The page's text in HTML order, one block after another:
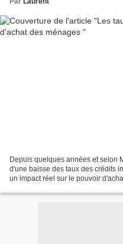
Depuis quelques années et selon
d'une baisse des taux des crédits
un impact réel sur le pouvoir